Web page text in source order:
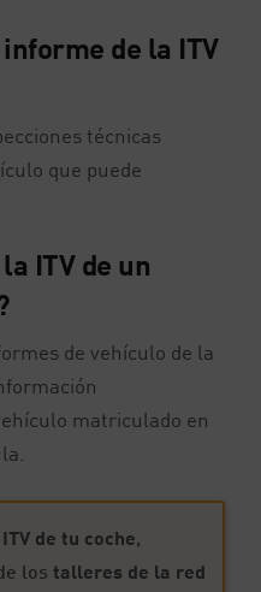
de la ITV
técnicas
que puede
ITV de un
de vehículo de la
matriculado en
de tu coche,
los talleres de la red